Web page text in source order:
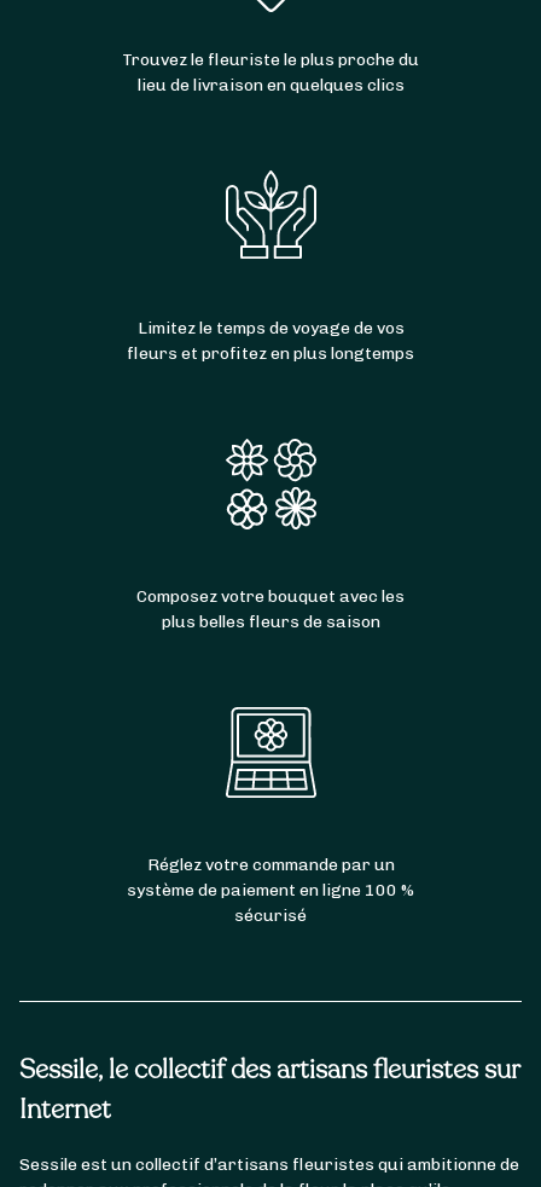
Sessile, le collectif des artisans fleuristes sur
Internet
Sessile est un collectif d’artisans fleuristes qui ambitionne de
Trouvez le fleuriste le plus proche du
lieu de livraison en quelques clics
Limitez le temps de voyage de vos
fleurs et profitez en plus longtemps
Composez votre bouquet avec les
plus belles fleurs de saison
Réglez votre commande par un
système de paiement en ligne 100 %
sécurisé